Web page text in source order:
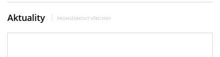
Aktuality PROHLÉDNOUT VŠECHNY